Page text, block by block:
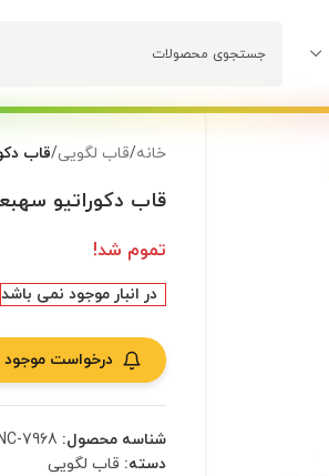
خانه/قاب لگویی/قاب
قاب دکوراتیو
تموم شد!
در انبار موجود نمی باشد
درخواست
شناسه محصول: 7968
دسته: قاب لگویی